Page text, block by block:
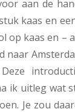
aan de
kaas en
op kaas en –
naar
ik uitleg wat
Je zou